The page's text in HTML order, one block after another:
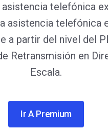
telefónica
asistencia telefónica
a partir del nivel del
Retransmisión en
Escala.
Ir A Premium